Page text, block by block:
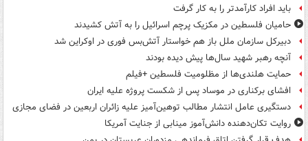
باید افراد کارآمدتر را به کار گرفت
حامیان فلسطین در مکزیک پرچم اسرائیل را به آتش کشیدند
دبیرکل سازمان ملل باز هم خواستار آتش‌بس فوری در اوکراین شد
آنچه رهبر شهید سال‌ها پیش دیده بودند
حمایت هلندی‌ها از مظلومیت فلسطین +فیلم
افشای برکناری در موساد پس از شکست پروژه علیه ایران
دستگیری عامل انتشار مطالب توهین‌آمیز علیه زائران اربعین در فضای مجازی
روایت تکان‌دهنده دانش‌آموز مینابی از جنایت آمریکا